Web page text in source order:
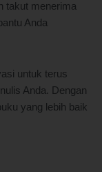
takut menerima
Anda
untuk terus
Anda. Dengan
yang lebih baik